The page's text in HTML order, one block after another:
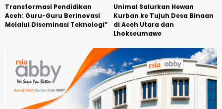
Transformasi Pendidikan
Aceh: Guru-Guru Berinovasi
Melalui Diseminasi Teknologi”
Unimal Salurkan Hewan
Kurban ke Tujuh Desa Binaan
di Aceh Utara dan
Lhokseumawe